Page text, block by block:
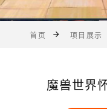
首页 项目展示
魔兽世界